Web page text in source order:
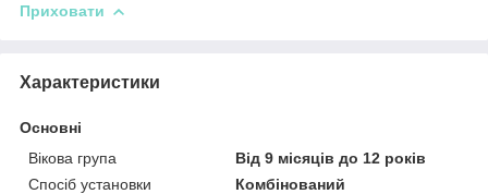
Приховати
Характеристики
Основні
Вікова група
Від 9 місяців до 12 років
Спосіб установки
Комбінований